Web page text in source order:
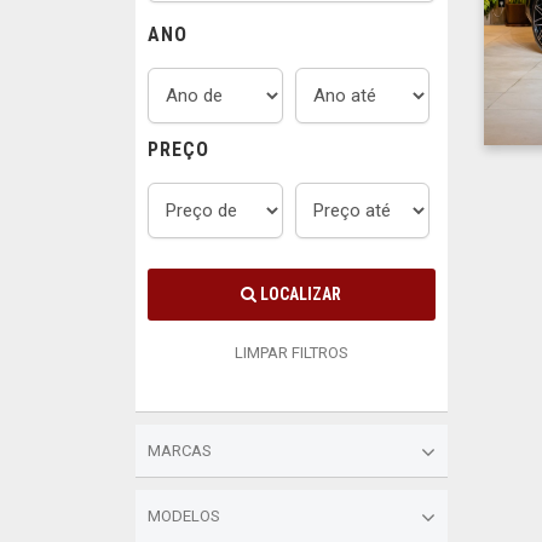
ANO
PREÇO
LOCALIZAR
LIMPAR FILTROS
MARCAS
MODELOS